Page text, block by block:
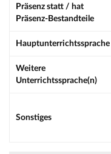
Präsenz statt / hat
Präsenz-Bestandteile
Hauptunterrichtssprache
Weitere
Unterrichtssprache(n)
Sonstiges